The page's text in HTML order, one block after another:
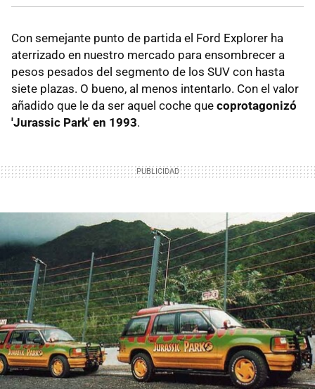
Con semejante punto de partida el Ford Explorer ha
aterrizado en nuestro mercado para ensombrecer a
pesos pesados del segmento de los SUV con hasta
siete plazas. O bueno, al menos intentarlo. Con el valor
añadido que le da ser aquel coche que coprotagonizó
'Jurassic Park' en 1993.